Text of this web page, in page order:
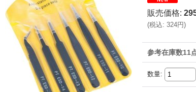
販売価格:
(税込: 324円)
参考在庫数11
数量: